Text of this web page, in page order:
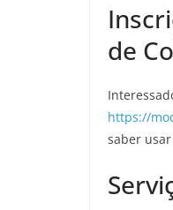
de
https://
saber